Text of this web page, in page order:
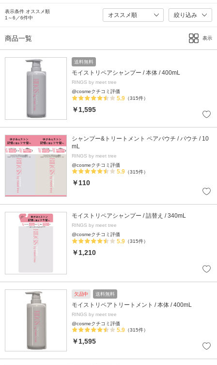
表示条件 オススメ順
1～6／6件中
絞り込み
商品一覧 表示
送料無料
モイストリペアシャンプー / 本体 / 400mL
RINGS by meet tree
@cosmeクチコミ評価
5.9 （315件）
￥1,595
シャンプー&トリートメント ペアパウチ / パウチ / 10
mL
RINGS by meet tree
@cosmeクチコミ評価
5.9 （315件）
￥110
モイストリペアシャンプー / 詰替え / 340mL
RINGS by meet tree
@cosmeクチコミ評価
5.9 （315件）
￥1,210
欠品中 送料無料
モイストリペアトリートメント / 本体 / 400mL
RINGS by meet tree
@cosmeクチコミ評価
5.9 （315件）
￥1,595